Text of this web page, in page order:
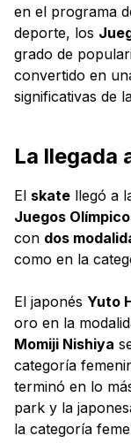
en el programa
deporte, los
grado de
convertido en
significativas de
La llegada
El skate llegó a
Juegos
con dos
como en la
El japonés Yuto
oro en la
Momiji Nishiya
categoría
terminó en lo
park y la
la categoría